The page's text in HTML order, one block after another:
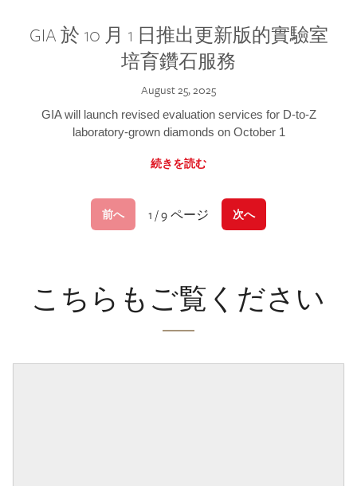
GIA 於 10 月 1 日推出更新版的實驗室
培育鑽石服務
August 25, 2025
GIA will launch revised evaluation services for D-to-Z
laboratory-grown diamonds on October 1
続きを読む
前へ 1 / 9 ページ 次へ
こちらもご覧ください